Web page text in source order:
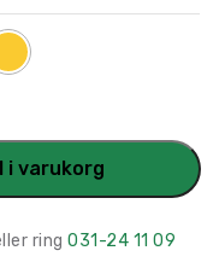
i varukorg
ring 031-24 11 09